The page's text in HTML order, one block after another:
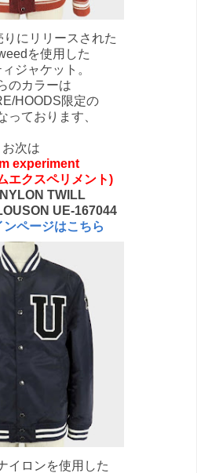
にリリースされた
を使用した
ジャケット。
のカラーは
HOODS限定の
っております、
お次は
experiment
エクスペリメント)
TWILL
UE-167044
ンページはこちら
イロンを使用した